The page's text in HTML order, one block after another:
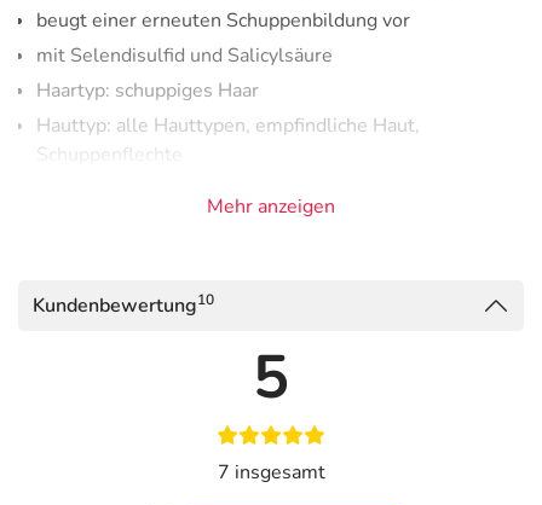
beugt einer erneuten Schuppenbildung vor
mit Selendisulfid und Salicylsäure
Haartyp: schuppiges Haar
Hauttyp: alle Hauttypen, empfindliche Haut,
Schuppenflechte
Das Vichy Dercos Anti-Schuppen Shampoo für trockenes
fördert das Gleichgewicht des
der Kopfhaut undunterstützt die Funktion
der Hautschutzbarriere. Schuppen auf der Kopfhaut
werden entfernt und einer erneuten Schuppenbildung
Mehr anzeigen
Kundenbewertung10
5
7 insgesamt